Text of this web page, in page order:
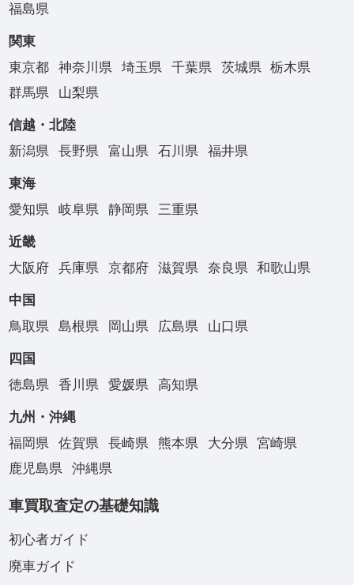
福島県
関東
東京都
神奈川県 埼玉県 千葉県 茨城県
栃木県
群馬県
山梨県
信越・北陸
新潟県
長野県 富山県 石川県 福井県
東海
愛知県
岐阜県 静岡県 三重県
近畿
大阪府
兵庫県 京都府 滋賀県 奈良県 和歌山県
中国
鳥取県
島根県 岡山県 広島県 山口県
四国
徳島県
香川県 愛媛県 高知県
九州・沖縄
福岡県
佐賀県 長崎県 熊本県 大分県
宮崎県
鹿児島県
沖縄県
車買取査定の基礎知識
初心者ガイド
廃車ガイド